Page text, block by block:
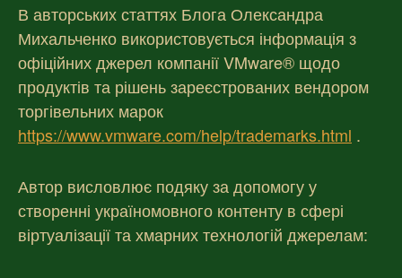
В авторських статтях Блога Олександра
Михальченко використовується інформація з
офіційних джерел компанії VMware® щодо
продуктів та рішень зареєстрованих вендором
торгівельних марок
https://www.vmware.com/help/trademarks.html .
Автор висловлює подяку за допомогу у
створенні україномовного контенту в сфері
віртуалізації та хмарних технологій джерелам: